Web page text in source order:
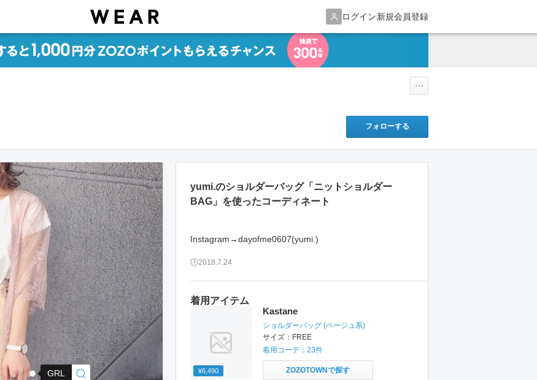
ログイン新規会員登録
フォローする
GRL
着用アイテム
¥6,490
Kastane
ショルダーバッグ (ベージュ系)
サイズ： FREE
着用コーデ： 23件
ZOZOTOWNで探す
yumi.のショルダーバッグ「ニットショルダー
BAG」を使ったコーディネート
Instagram→dayofme0607(yumi.)
2018.7.24